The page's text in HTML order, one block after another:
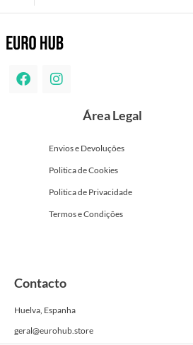
Área Legal
Envios e Devoluções
Politica de Cookies
Politica de Privacidade
Termos e Condições
Contacto
Huelva, Espanha
geral@eurohub.store